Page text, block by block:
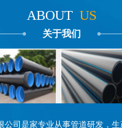
ABOUT US
关于我们
公司是家专业从事管道研发，